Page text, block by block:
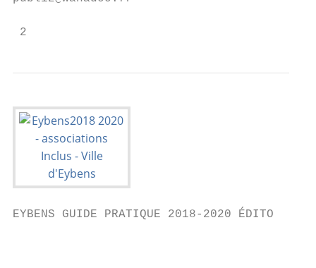
2
EYBENS GUIDE PRATIQUE 2018-2020 ÉDITO